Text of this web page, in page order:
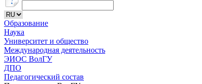
Образование
Наука
Университет и общество
Международная деятельность
ЭИОС ВолГУ
ДПО
Педагогический состав